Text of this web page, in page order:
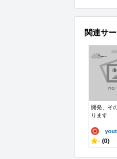
関連サ
開発、そ
ります
- (0)